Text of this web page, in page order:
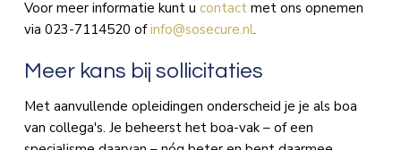
Voor meer informatie kunt u contactmet ons opnemen
via 023-7114520 ofinfo@sosecure.nl.
Meer kans bij sollicitaties
Met aanvullende opleidingen onderscheid je je als boa
van collega's. Je beheerst het boa-vak – of een